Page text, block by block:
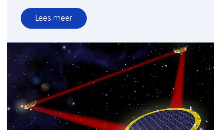
Lees meer
over
Onderzoekers
pleiten
voor
gidsrol
Nederland
in
wereldwijde
methaanmonitoring